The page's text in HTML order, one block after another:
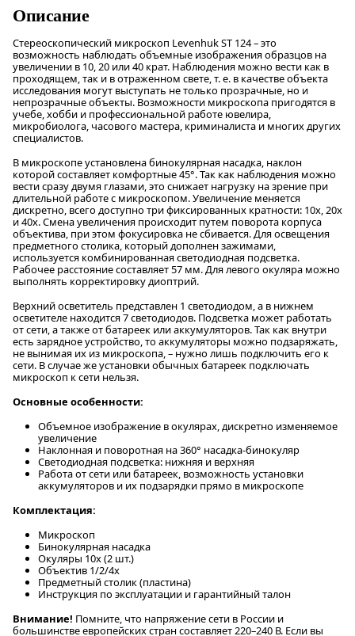
Описание
Стереоскопический микроскоп Levenhuk ST 124 – это
возможность наблюдать объемные изображения образцов на
увеличении в 10, 20 или 40 крат. Наблюдения можно вести как в
проходящем, так и в отраженном свете, т. е. в качестве объекта
исследования могут выступать не только прозрачные, но и
непрозрачные объекты. Возможности микроскопа пригодятся в
учебе, хобби и профессиональной работе ювелира,
микробиолога, часового мастера, криминалиста и многих других
специалистов.
В микроскопе установлена бинокулярная насадка, наклон
которой составляет комфортные 45°. Так как наблюдения можно
вести сразу двумя глазами, это снижает нагрузку на зрение при
длительной работе с микроскопом. Увеличение меняется
дискретно, всего доступно три фиксированных кратности: 10х, 20х
и 40х. Смена увеличения происходит путем поворота корпуса
объектива, при этом фокусировка не сбивается. Для освещения
предметного столика, который дополнен зажимами,
используется комбинированная светодиодная подсветка.
Рабочее расстояние составляет 57 мм. Для левого окуляра можно
выполнять корректировку диоптрий.
Верхний осветитель представлен 1 светодиодом, а в нижнем
осветителе находится 7 светодиодов. Подсветка может работать
от сети, а также от батареек или аккумуляторов. Так как внутри
есть зарядное устройство, то аккумуляторы можно подзаряжать,
не вынимая их из микроскопа, – нужно лишь подключить его к
сети. В случае же установки обычных батареек подключать
микроскоп к сети нельзя.
Основные особенности:
Объемное изображение в окулярах, дискретно изменяемое
увеличение
Наклонная и поворотная на 360° насадка-бинокуляр
Светодиодная подсветка: нижняя и верхняя
Работа от сети или батареек, возможность установки
аккумуляторов и их подзарядки прямо в микроскопе
Комплектация:
Микроскоп
Бинокулярная насадка
Окуляры 10x (2 шт.)
Объектив 1/2/4x
Предметный столик (пластина)
Инструкция по эксплуатации и гарантийный талон
Внимание! Помните, что напряжение сети в России и
большинстве европейских стран составляет 220–240 В. Если вы